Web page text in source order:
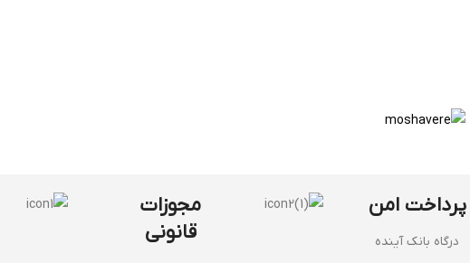
پرداخت امن
درگاه بانک آینده
مجوزات
قانونی